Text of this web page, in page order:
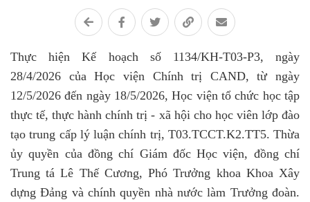
Thực hiện Kế hoạch số 1134/KH-T03-P3, ngày
28/4/2026 của Học viện Chính trị CAND, từ ngày
12/5/2026 đến ngày 18/5/2026, Học viện tổ chức học tập
thực tế, thực hành chính trị - xã hội cho học viên lớp đào
tạo trung cấp lý luận chính trị, T03.TCCT.K2.TT5. Thừa
ủy quyền của đồng chí Giám đốc Học viện, đồng chí
Trung tá Lê Thế Cương, Phó Trưởng khoa Khoa Xây
dựng Đảng và chính quyền nhà nước làm Trưởng đoàn.